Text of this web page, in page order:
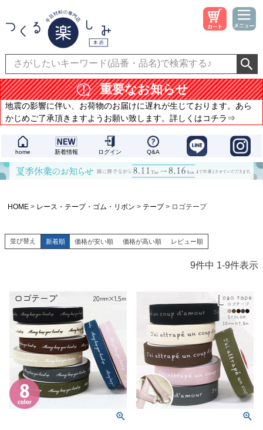
重要なお知らせ
地震の影響に伴い、お荷物のお届けに遅れが生じております。あら
かじめご了承頂きますようお願い致します。詳しくはコチラ⇒
home 新着情報 ログイン Q&A
HOME レース・テープ・ゴム・リボン テープ ロゴテープ
並び替え 新着順 価格が安い順 価格が高い順 レビュー順
9件中 1-9件表示